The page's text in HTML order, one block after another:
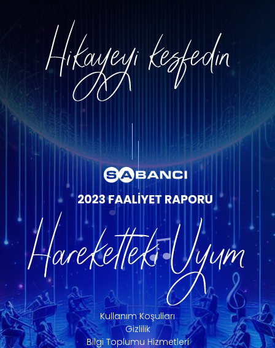
Kullanım Koşulları
Gizlilik
Bilgi Toplumu Hizmetleri